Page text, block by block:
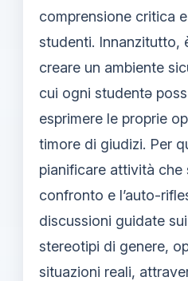
comprensione critica
studenti. Innanzitutto,
creare un ambiente
cui ogni studentə
esprimere le proprie
timore di giudizi. Per
pianificare attività che
confronto e l’auto-
discussioni guidate
stereotipi di genere,
situazioni reali,